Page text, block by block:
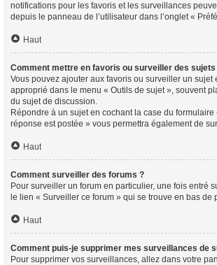
notifications pour les favoris et les surveillances
depuis le panneau de l’utilisateur dans l’onglet «
Haut
Comment mettre en favoris ou surveiller des sujets
Vous pouvez ajouter aux favoris ou surveiller un sujet
approprié dans le menu « Outils de sujet », souvent
du sujet de discussion.
Répondre à un sujet en cochant la case du formulaire
réponse est postée » vous permettra également de
Haut
Comment surveiller des forums ?
Pour surveiller un forum en particulier, une fois entré
le lien « Surveiller ce forum » qui se trouve en bas de
Haut
Comment puis-je supprimer mes surveillances de
Pour supprimer vos surveillances, allez dans votre